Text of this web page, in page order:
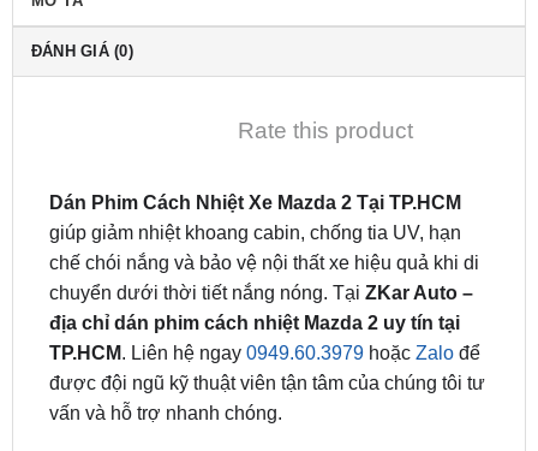
Rate this product
Dán Phim Cách Nhiệt Xe Mazda 2 Tại TP.HCM
giúp giảm nhiệt khoang cabin, chống tia UV, hạn
chế chói nắng và bảo vệ nội thất xe hiệu quả khi di
chuyển dưới thời tiết nắng nóng. TạiZKar Auto –
địa chỉ dán phim cách nhiệt Mazda 2 uy tín tại